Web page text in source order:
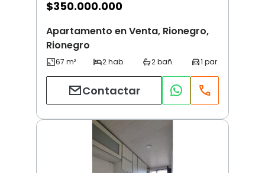
$350.000.000
Apartamento en Venta, Rionegro,
Rionegro
Contactar